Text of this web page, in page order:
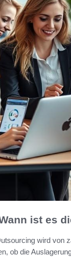
ist es
wird von
ob die